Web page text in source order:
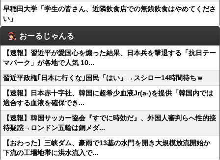
早稲田大学「学生の皆さん、近隣飲食店での無銭飲食はやめてくださ
い」
おーるじゃんる
【速報】習近平が愛国心を煽った結果、日本兵を撃退する「抗日テー
マパーク」が各地で人気 10...
習近平政権｢日本に行くな｣国民「はい」→スシロー14時間待ちｗ
【速報】日本赤十字社、韓国に超希少血液Jr(a-)を提供「韓国内では
適合する血液を確保でき...
【速報】韓国サッカー協会『すでに時効だ』、外国人審判らへ性的接
待疑惑→ロンドン五輪は銅メダ...
【おわった】三峡ダム、豪雨で13基の水門を開き大規模放流開始か
下流の工場地帯に洪水流入で...